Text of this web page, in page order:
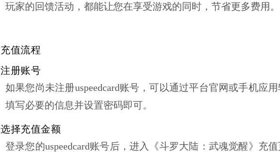
玩家的回馈活动，都能让您在享受游戏的同时，节省更多费用。
充值流程
注册账号
如果您尚未注册uspeedcard账号，可以通过平台官网或手机应
填写必要的信息并设置密码即可。
选择充值金额
登录您的uspeedcard账号后，进入《斗罗大陆：武魂觉醒》充